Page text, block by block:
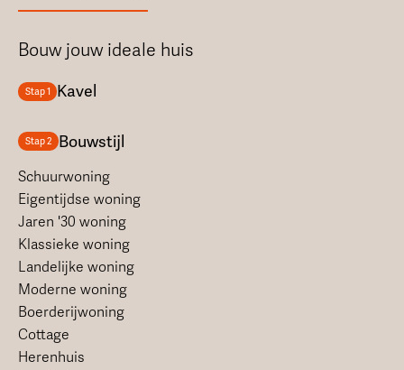
Bouw jouw ideale huis
Stap 1 Kavel
Stap 2 Bouwstijl
Schuurwoning
Eigentijdse woning
Jaren '30 woning
Klassieke woning
Landelijke woning
Moderne woning
Boerderijwoning
Cottage
Herenhuis